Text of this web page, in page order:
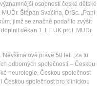
osobností české dětské
Štěpán Svačina, DrSc. „Paní
jimž se značně podařilo zvýšit
děkan 1. LF UK prof. MUDr.
právě 50 let. „Za tu
odborných společností­ – Českou
neurologie, Českou společnost
Českou společnost pro klinickou